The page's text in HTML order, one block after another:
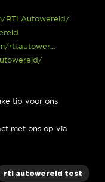
RTLAutowereld/
rtl.autower…
tip voor ons
met ons op via
rtl autowereld test